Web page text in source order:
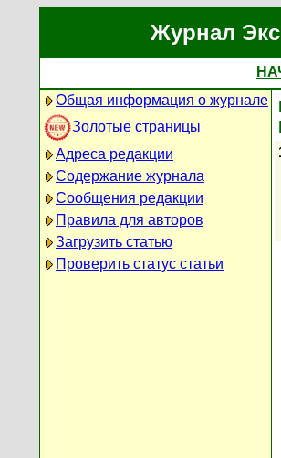
Журнал
Общая информация о журнале
Золотые страницы
Адреса редакции
Содержание журнала
Сообщения редакции
Правила для авторов
Загрузить статью
Проверить статус статьи